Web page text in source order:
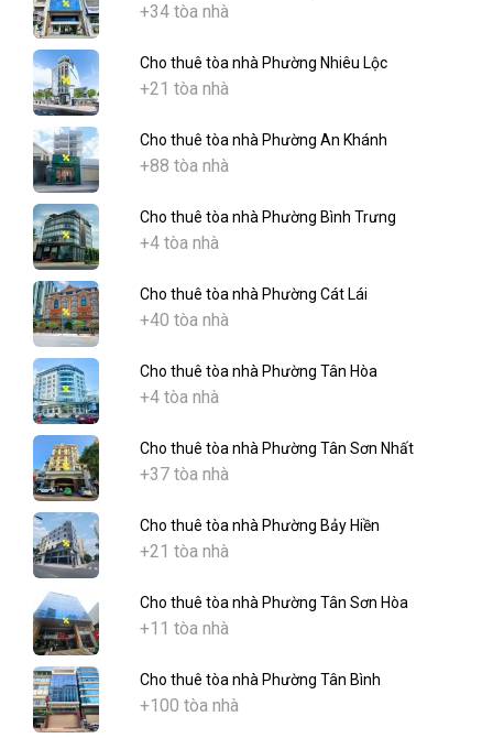
+34 tòa nhà
Cho thuê tòa nhà Phường Nhiêu Lộc
+21 tòa nhà
Cho thuê tòa nhà Phường An Khánh
+88 tòa nhà
Cho thuê tòa nhà Phường Bình Trưng
+4 tòa nhà
Cho thuê tòa nhà Phường Cát Lái
+40 tòa nhà
Cho thuê tòa nhà Phường Tân Hòa
+4 tòa nhà
Cho thuê tòa nhà Phường Tân Sơn Nhất
+37 tòa nhà
Cho thuê tòa nhà Phường Bảy Hiền
+21 tòa nhà
Cho thuê tòa nhà Phường Tân Sơn Hòa
+11 tòa nhà
Cho thuê tòa nhà Phường Tân Bình
+100 tòa nhà